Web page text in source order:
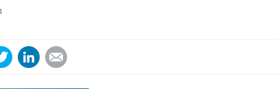
TwitterLinkedInE-mail